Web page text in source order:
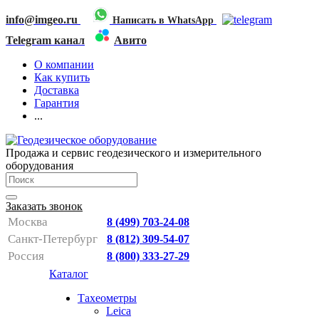
info@imgeo.ru Написать в WhatsApp
Telegram канал
Авито
О компании
Как купить
Доставка
Гарантия
...
Продажа и сервис геодезического и измерительного
оборудования
Заказать звонок
Москва 8 (499) 703-24-08
Санкт-Петербург 8 (812) 309-54-07
Россия 8 (800) 333-27-29
Каталог
Тахеометры
Leica